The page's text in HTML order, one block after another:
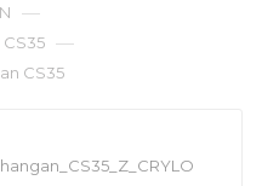
—
—
CS35